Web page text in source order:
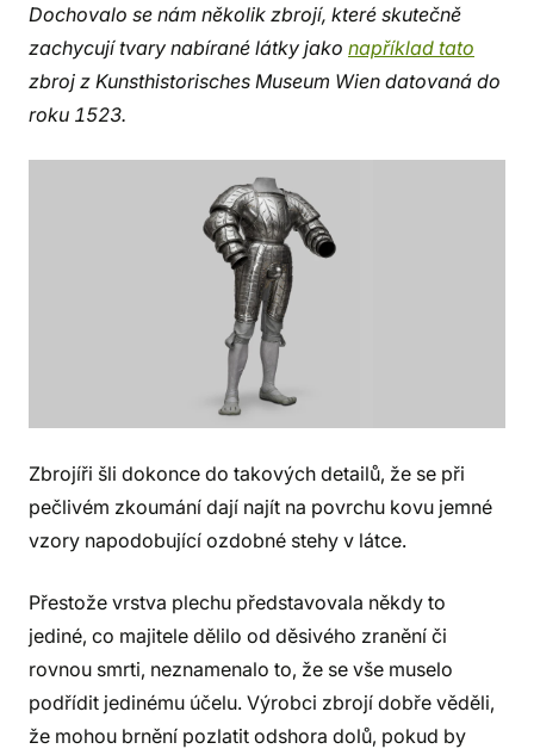
Dochovalo se nám několik zbrojí, které skutečně
zachycují tvary nabírané látky jako například tato
zbroj z Kunsthistorisches Museum Wien datovaná do
roku 1523.
Zbrojíři šli dokonce do takových detailů, že se při
pečlivém zkoumání dají najít na povrchu kovu jemné
vzory napodobující ozdobné stehy v látce.
Přestože vrstva plechu představovala někdy to
jediné, co majitele dělilo od děsivého zranění či
rovnou smrti, neznamenalo to, že se vše muselo
podřídit jedinému účelu. Výrobci zbrojí dobře věděli,
že mohou brnění pozlatit odshora dolů, pokud by